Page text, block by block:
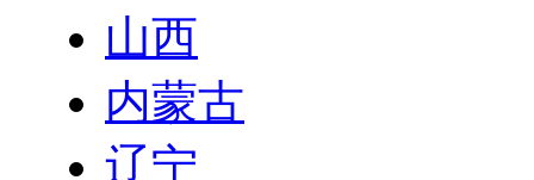
山西
内蒙古
辽宁